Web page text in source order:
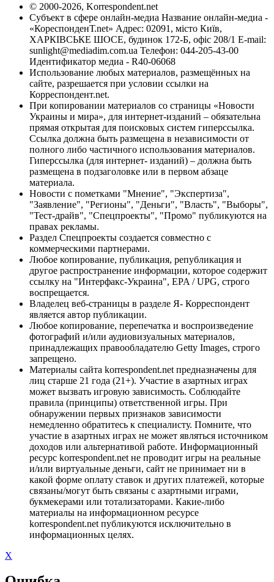
© 2000-2026, Korrespondent.net
Субъект в сфере онлайн-медиа Название онлайн-медиа -
«КореспонденТ.net» Адрес: 02091, місто Київ,
ХАРКІВСЬКЕ ШОСЕ, будинок 172-Б, офіс 208/1 E-mail:
sunlight@mediadim.com.ua Телефон: 044-205-43-00
Идентификатор медиа - R40-06068
Использование любых материалов, размещённых на
сайте, разрешается при условии ссылки на
Корреспондент.net.
При копировании материалов со страницы «Новости
Украины и мира», для интернет-изданий – обязательна
прямая открытая для поисковых систем гиперссылка.
Ссылка должна быть размещена в независимости от
полного либо частичного использования материалов.
Гиперссылка (для интернет- изданий) – должна быть
размещена в подзаголовке или в первом абзаце
материала.
Новости с пометками "Мнение", "Экспертиза",
"Заявление", "Регионы", "Деньги", "Власть", "Выборы",
"Тест-драйв", "Спецпроекты", "Промо" публикуются на
правах рекламы.
Раздел Спецпроекты создается совместно с
коммерческими партнерами.
Любое копирование, публикация, републикация и
другое распространение информации, которое содержит
ссылку на "Интерфакс-Украина", EPA / UPG, строго
воспрещается.
Владелец веб-страницы в разделе Я- Корреспондент
является автор публикации.
Любое копирование, перепечатка и воспроизведение
фотографий и/или аудиовизуальных материалов,
принадлежащих правообладателю Getty Images, строго
запрещено.
Материалы сайта korrespondent.net предназначены для
лиц старше 21 года (21+). Участие в азартных играх
может вызвать игровую зависимость. Соблюдайте
правила (принципы) ответственной игры. При
обнаружении первых признаков зависимости
немедленно обратитесь к специалисту. Помните, что
участие в азартных играх не может являться источником
доходов или альтернативой работе. Информационный
ресурс korrespondent.net не проводит игры на реальные
и/или виртуальные деньги, сайт не принимает ни в
какой форме оплату ставок и других платежей, которые
связаны/могут быть связаны с азартными играми,
букмекерами или тотализаторами. Какие-либо
материалы на информационном ресурсе
korrespondent.net публикуются исключительно в
информационных целях.
X